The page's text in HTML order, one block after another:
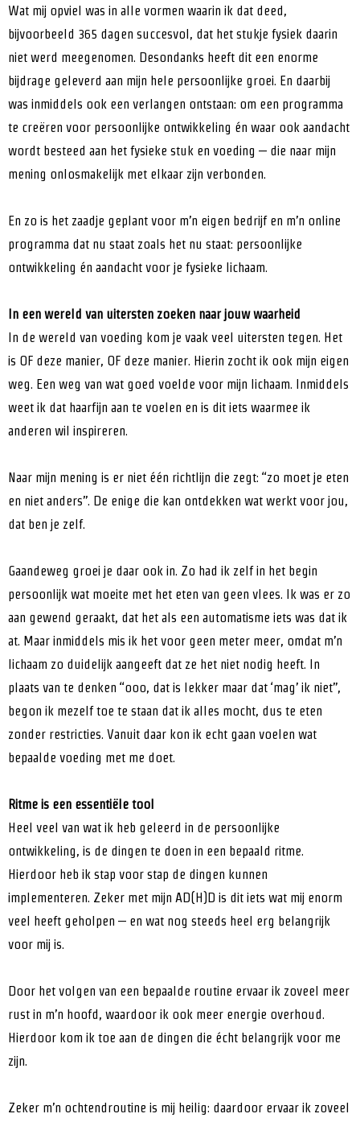
Wat mij opviel was in alle vormen waarin ik dat deed,
bijvoorbeeld 365 dagen succesvol, dat het stukje fysiek daarin
niet werd meegenomen. Desondanks heeft dit een enorme
bijdrage geleverd aan mijn hele persoonlijke groei. En daarbij
was inmiddels ook een verlangen ontstaan: om een programma
te creëren voor persoonlijke ontwikkeling én waar ook aandacht
wordt besteed aan het fysieke stuk en voeding – die naar mijn
mening onlosmakelijk met elkaar zijn verbonden.
En zo is het zaadje geplant voor m’n eigen bedrijf en m’n online
programma dat nu staat zoals het nu staat: persoonlijke
ontwikkeling én aandacht voor je fysieke lichaam.
In een wereld van uitersten zoeken naar jouw waarheid
In de wereld van voeding kom je vaak veel uitersten tegen. Het
is OF deze manier, OF deze manier. Hierin zocht ik ook mijn eigen
weg. Een weg van wat goed voelde voor mijn lichaam. Inmiddels
weet ik dat haarfijn aan te voelen en is dit iets waarmee ik
anderen wil inspireren.
Naar mijn mening is er niet één richtlijn die zegt: “zo moet je eten
en niet anders”. De enige die kan ontdekken wat werkt voor jou,
dat ben je zelf.
Gaandeweg groei je daar ook in. Zo had ik zelf in het begin
persoonlijk wat moeite met het eten van geen vlees. Ik was er zo
aan gewend geraakt, dat het als een automatisme iets was dat ik
at. Maar inmiddels mis ik het voor geen meter meer, omdat m’n
lichaam zo duidelijk aangeeft dat ze het niet nodig heeft. In
plaats van te denken “ooo, dat is lekker maar dat ‘mag’ ik niet”,
begon ik mezelf toe te staan dat ik alles mocht, dus te eten
zonder restricties. Vanuit daar kon ik echt gaan voelen wat
bepaalde voeding met me doet.
Ritme is een essentiële tool
Heel veel van wat ik heb geleerd in de persoonlijke
ontwikkeling, is de dingen te doen in een bepaald ritme.
Hierdoor heb ik stap voor stap de dingen kunnen
implementeren. Zeker met mijn AD(H)D is dit iets wat mij enorm
veel heeft geholpen – en wat nog steeds heel erg belangrijk
voor mij is.
Door het volgen van een bepaalde routine ervaar ik zoveel meer
rust in m’n hoofd, waardoor ik ook meer energie overhoud.
Hierdoor kom ik toe aan de dingen die écht belangrijk voor me
zijn.
Zeker m’n ochtendroutine is mij heilig: daardoor ervaar ik zoveel